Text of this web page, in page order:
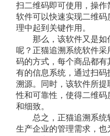
扫二维码即可使用，操
软件可以快速实现二维
理中起到关键作用。
那么，该软件又是
呢？正猫追溯系统软件
码的方式，每个商品都
有的信息系统，通过扫
溯源。同时，该软件所
性和可靠性，使得二维
和细致。
总之，正猫追溯系
生产企业的管理需求，